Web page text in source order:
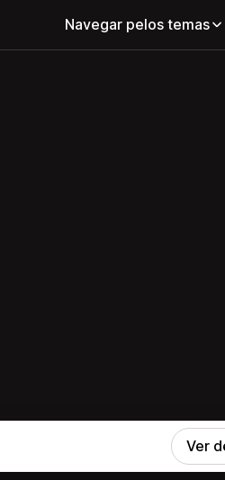
Navegar pelos temas
Ver